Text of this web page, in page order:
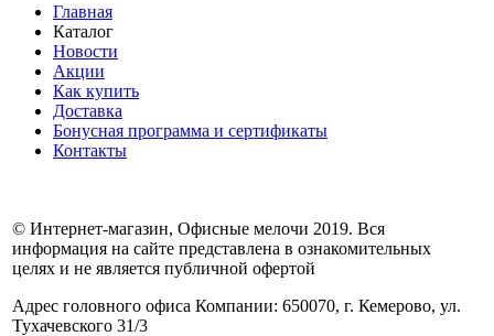
Главная
Каталог
Новости
Акции
Как купить
Доставка
Бонусная программа и сертификаты
Контакты
© Интернет-магазин, Офисные мелочи 2019. Вся
информация на сайте представлена в ознакомительных
целях и не является публичной офертой
Адрес головного офиса Компании: 650070, г. Кемерово, ул.
Тухачевского 31/3